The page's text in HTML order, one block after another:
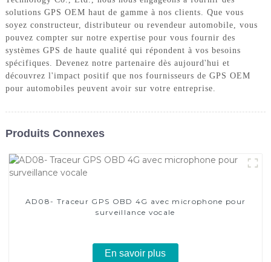
solutions GPS OEM haut de gamme à nos clients. Que vous
soyez constructeur, distributeur ou revendeur automobile, vous
pouvez compter sur notre expertise pour vous fournir des
systèmes GPS de haute qualité qui répondent à vos besoins
spécifiques. Devenez notre partenaire dès aujourd'hui et
découvrez l'impact positif que nos fournisseurs de GPS OEM
pour automobiles peuvent avoir sur votre entreprise.
Produits Connexes
AD08- Traceur GPS OBD 4G avec microphone pour
surveillance vocale
En savoir plus